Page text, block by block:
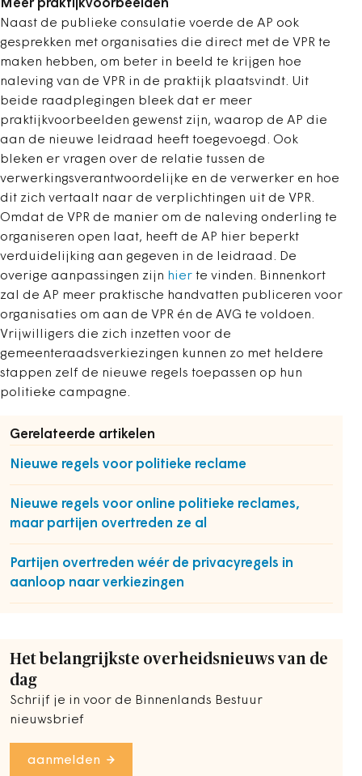
Meer praktijkvoorbeelden
Naast de publieke consulatie voerde de AP ook
gesprekken met organisaties die direct met de VPR te
maken hebben, om beter in beeld te krijgen hoe
naleving van de VPR in de praktijk plaatsvindt. Uit
beide raadplegingen bleek dat er meer
praktijkvoorbeelden gewenst zijn, waarop de AP die
aan de nieuwe leidraad heeft toegevoegd. Ook
bleken er vragen over de relatie tussen de
verwerkingsverantwoordelijke en de verwerker en hoe
dit zich vertaalt naar de verplichtingen uit de VPR.
Omdat de VPR de manier om de naleving onderling te
organiseren open laat, heeft de AP hier beperkt
verduidelijking aan gegeven in de leidraad. De
overige aanpassingen zijn hier te vinden. Binnenkort
zal de AP meer praktische handvatten publiceren voor
organisaties om aan de VPR én de AVG te voldoen.
Vrijwilligers die zich inzetten voor de
gemeenteraadsverkiezingen kunnen zo met heldere
stappen zelf de nieuwe regels toepassen op hun
politieke campagne.
Gerelateerde artikelen
Nieuwe regels voor politieke reclame
Nieuwe regels voor online politieke reclames,
maar partijen overtreden ze al
Partijen overtreden wéér de privacyregels in
aanloop naar verkiezingen
Het belangrijkste overheidsnieuws van de
dag
Schrijf je in voor de Binnenlands Bestuur
nieuwsbrief
aanmelden